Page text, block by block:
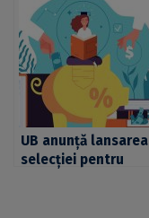
centralizate pentru
mobilități de studii
Erasmus+ CIVIS
pentru semestrul I
al anului academic
2022-2023
UB anunță lansarea
selecției pentru